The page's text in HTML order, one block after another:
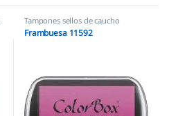
Tampones sellos de caucho
Frambuesa 11592